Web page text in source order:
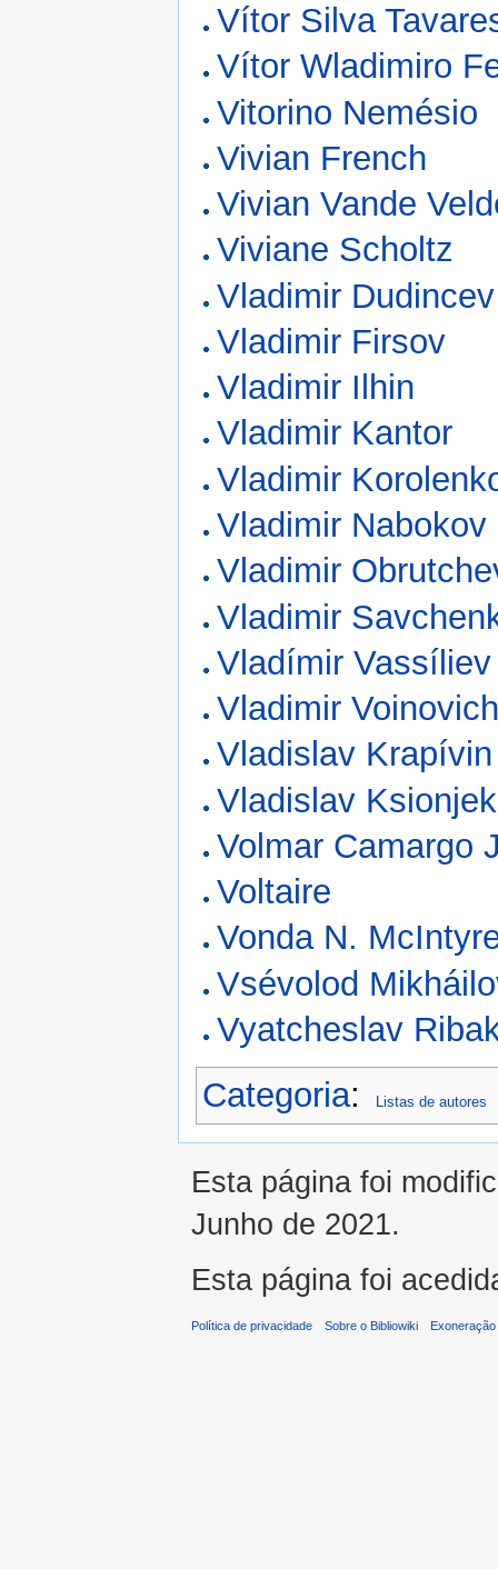
Vítor Silva
Vítor Wladimiro
Vitorino Nemésio
Vivian French
Vivian Vande
Viviane Scholtz
Vladimir Dudincev
Vladimir Firsov
Vladimir Ilhin
Vladimir Kantor
Vladimir
Vladimir Nabokov
Vladimir
Vladimir
Vladímir Vassíliev
Vladimir
Vladislav Krapívin
Vladislav Ksionjek
Volmar Camargo
Voltaire
Vonda N.
Vsévolod
Vyatcheslav
Categoria: Listas de autores
Esta página foi
Junho de 2021.
Esta página foi
Política de privacidade Sobre o Bibliowiki